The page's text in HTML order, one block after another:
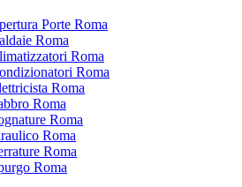
Porte Roma
Roma
Roma
Roma
Roma
Roma
Roma
Roma
Roma
Roma